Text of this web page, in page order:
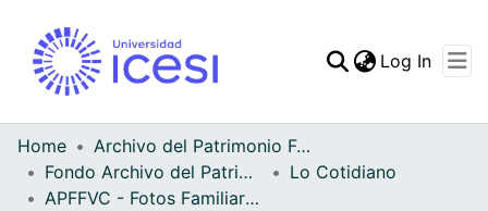
Statistics
Log In
Home
Archivo del Patrimonio Fotográfico y Fílmico del Valle del Cauca
Fondo Archivo del Patrimonio Fotográfico y Fílmico del Valle del Cauca
Lo Cotidiano
APFFVC - Fotos Familiares - Patrimonial